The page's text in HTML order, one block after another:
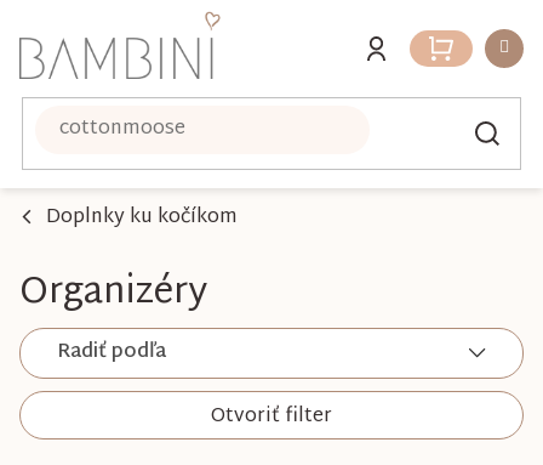
na
obsah
Nákupný
košík
Doplnky ku kočíkom
Organizéry
Radiť podľa
Otvoriť filter